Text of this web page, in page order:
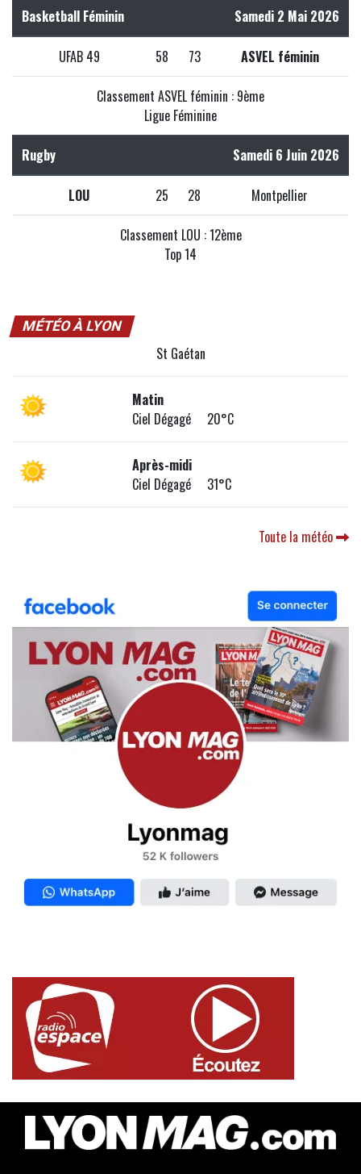
Basketball Féminin Samedi 2 Mai 2026
UFAB 49 58 73 ASVEL féminin
Classement ASVEL féminin : 9ème
Ligue Féminine
Rugby Samedi 6 Juin 2026
LOU 25 28 Montpellier
Classement LOU : 12ème
Top 14
MÉTÉO À LYON
St Gaétan
Matin
Ciel Dégagé 20°C
Après-midi
Ciel Dégagé 31°C
Toute la météo